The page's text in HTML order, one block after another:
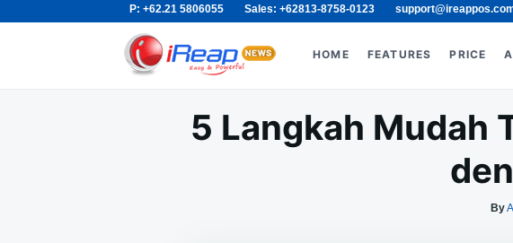
P: +62.21 5806055 Sales: +62813-8758-0123
Search
HOME FEATURES PRICE
5 Langkah Mudah
By